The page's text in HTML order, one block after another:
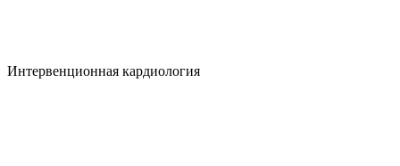
Интервенционная кардиология